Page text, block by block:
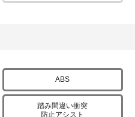
ABS
踏み間違い衝突
防止アシスト